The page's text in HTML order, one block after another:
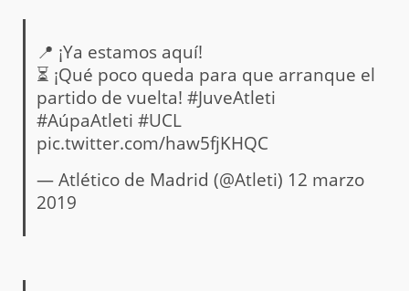
📍 ¡Ya estamos aquí!
⏳ ¡Qué poco queda para que arranque el
partido de vuelta! #JuveAtleti
#AúpaAtleti #UCL
pic.twitter.com/haw5fjKHQC
— Atlético de Madrid (@Atleti) 12 marzo
2019